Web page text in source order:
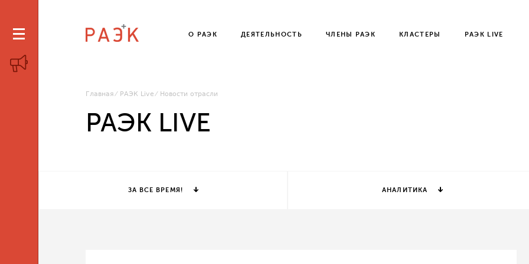
О РАЭК ДЕЯТЕЛЬНОСТЬ ЧЛЕНЫ РАЭК КЛАСТЕРЫ РАЭК LIVE
Главная РАЭК Live Новости отрасли
РАЭК LIVE
ЗА ВСЕ ВРЕМЯ! АНАЛИТИКА